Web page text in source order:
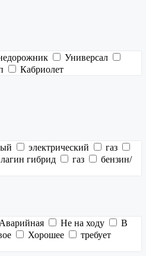
Универсал
Кабриолет
электрический
газ
гибрид газ
бензин/
Аварийная Не на ходу
В
Хорошее
требует